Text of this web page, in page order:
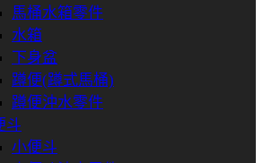
馬桶水箱零件
水箱
下身盆
蹲便(蹲式馬桶)
蹲便沖水零件
斗
小便斗